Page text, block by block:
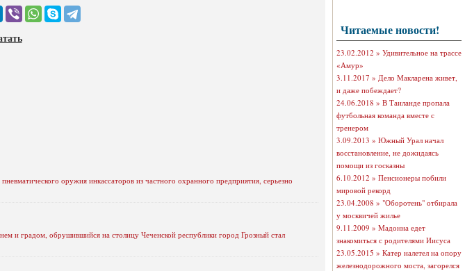
оружия инкассаторов из частного охранного предприятия, серьезно
и градом, обрушившийся на столицу Чеченской республики город Грозный стал
Читаемые новости!
23.02.2012 » Удивительное на трассе
«Амур»
3.11.2017 » Дело Макларена живет,
и даже побеждает?
24.06.2018 » В Таиланде пропала
футбольная команда вместе с
тренером
3.09.2013 » Южный Урал начал
восстановление, не дожидаясь
помощи из госказны
6.10.2012 » Пенсионеры побили
мировой рекорд
23.04.2008 » "Оборотень" отбирала
у москвичей жилье
9.11.2009 » Мадонна едет
знакомиться с родителями Иисуса
23.05.2015 » Катер налетел на опору
железнодорожного моста, загорелся